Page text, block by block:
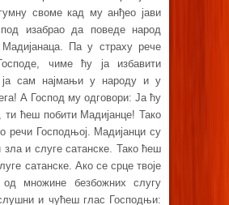
своме кад му анђео јави
изабрао да поведе народ
Па у страху рече
чиме ћу ја избавити
ја сам најмањи у народу и у
А Господ му одговори: Ја ћу
ти ћеш побити Мадијанце! Тако
речи Господњој. Мадијанци су
зла и слуге сатанске. Тако ћеш
сатанске. Ако се срце твоје
множине безбожних слугу
и чућеш глас Господњи: